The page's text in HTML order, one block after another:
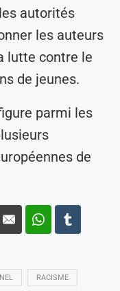
autorités
les auteurs
lutte contre le
de jeunes.
parmi les
de
RACISME